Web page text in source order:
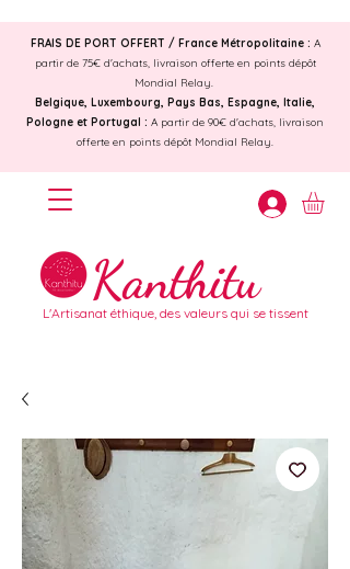
Kanthitu
L'Artisanat éthique, des valeurs qui se tissent
FRAIS DE PORT OFFERT / France Métropolitaine : A
partir de 75€ d'achats, livraison offerte en points dépôt
Mondial Relay.
Belgique, Luxembourg, Pays Bas, Espagne, Italie,
Pologne et Portugal : A partir de 90€ d'achats, livraison
offerte en points dépôt Mondial Relay.